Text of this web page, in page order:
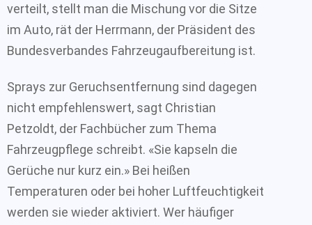
verteilt, stellt man die Mischung vor die Sitze
im Auto, rät der Herrmann, der Präsident des
Bundesverbandes Fahrzeugaufbereitung ist.
Sprays zur Geruchsentfernung sind dagegen
nicht empfehlenswert, sagt Christian
Petzoldt, der Fachbücher zum Thema
Fahrzeugpflege schreibt. «Sie kapseln die
Gerüche nur kurz ein.» Bei heißen
Temperaturen oder bei hoher Luftfeuchtigkeit
werden sie wieder aktiviert. Wer häufiger